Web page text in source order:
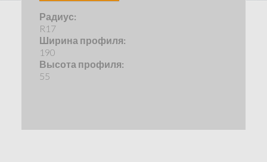
Радиус:
R17
Ширина профиля:
190
Высота профиля:
55